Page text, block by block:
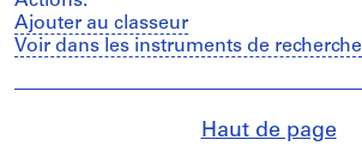
Ajouter au classeur
Voir dans les instruments de recherche
Haut de page